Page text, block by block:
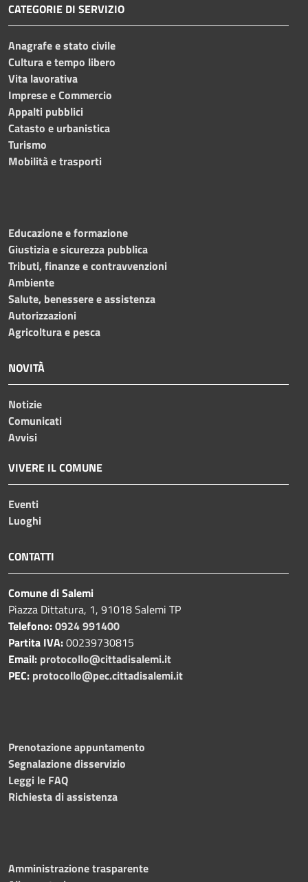
CATEGORIE DI SERVIZIO
Anagrafe e stato civile
Cultura e tempo libero
Vita lavorativa
Imprese e Commercio
Appalti pubblici
Catasto e urbanistica
Turismo
Mobilità e trasporti
Educazione e formazione
Giustizia e sicurezza pubblica
Tributi, finanze e contravvenzioni
Ambiente
Salute, benessere e assistenza
Autorizzazioni
Agricoltura e pesca
NOVITÀ
Notizie
Comunicati
Avvisi
VIVERE IL COMUNE
Eventi
Luoghi
CONTATTI
Comune di Salemi
Piazza Dittatura, 1, 91018 Salemi TP
Telefono:0924 991400
Partita IVA:00239730815
Email: protocollo@cittadisalemi.it
PEC: protocollo@pec.cittadisalemi.it
Prenotazione appuntamento
Segnalazione disservizio
Leggi le FAQ
Richiesta di assistenza
Amministrazione trasparente